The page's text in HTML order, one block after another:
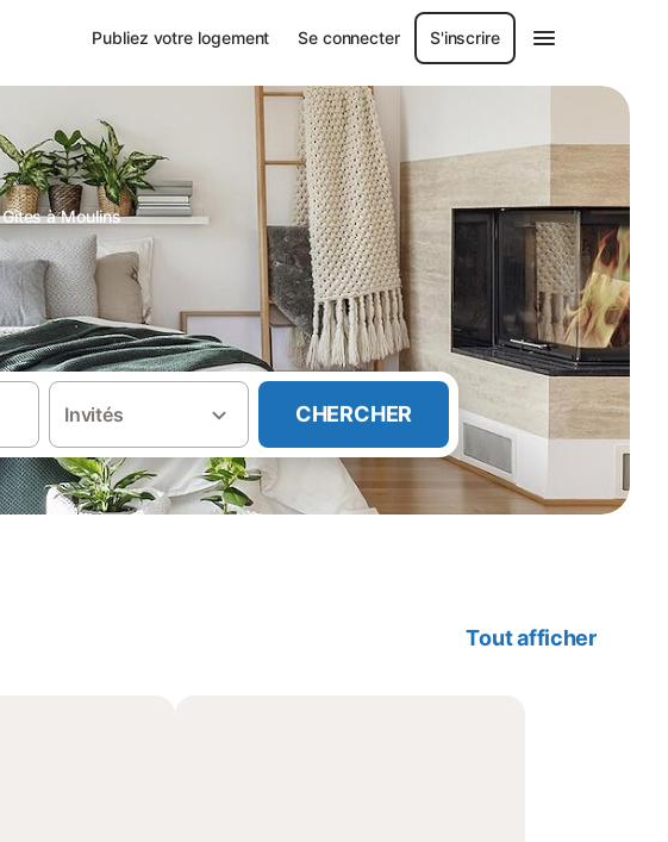
Publiez votre logement Se connecter S'inscrire
Gîtes à Moulins
Invités CHERCHER
Tout afficher